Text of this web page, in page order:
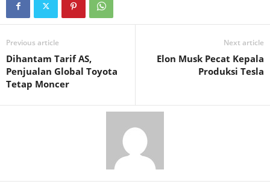
Previous article
Dihantam Tarif AS,
Penjualan Global Toyota
Tetap Moncer
Next article
Elon Musk Pecat Kepala
Produksi Tesla